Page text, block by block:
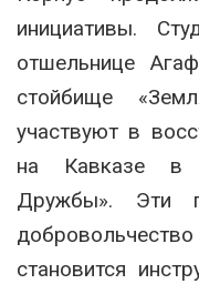
инициативы.
отшельнице
стойбище
участвуют в
на Кавказе в
Дружбы». Эти
становится